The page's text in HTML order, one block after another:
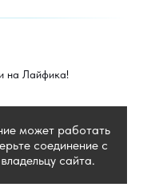
на Лайфика!
может работать
соединение с
сайта.